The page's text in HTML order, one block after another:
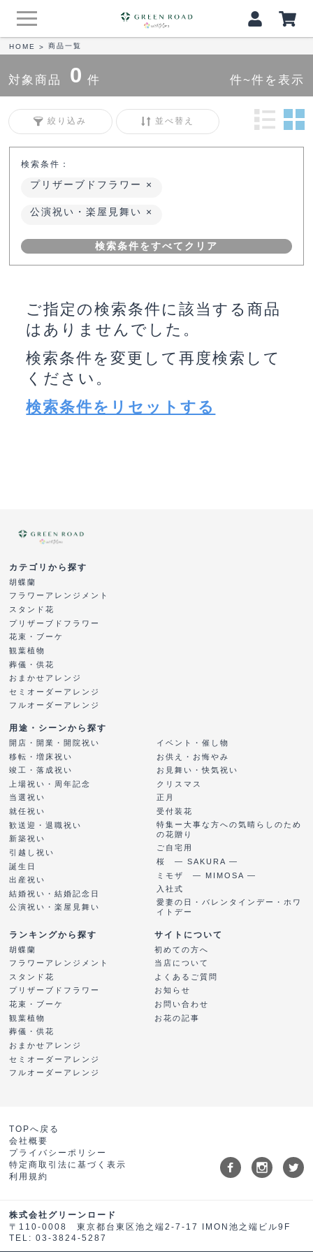
HOME > 商品一覧
対象商品 0 件 件~件を表示
絞り込み 並べ替え
検索条件：
プリザーブドフラワー
公演祝い・楽屋見舞い
検索条件をすべてクリア
ご指定の検索条件に該当する商品
はありませんでした。
検索条件を変更して再度検索して
ください。
検索条件をリセットする
カテゴリから探す
胡蝶蘭
フラワーアレンジメント
スタンド花
プリザーブドフラワー
花束・ブーケ
観葉植物
葬儀・供花
おまかせアレンジ
セミオーダーアレンジ
フルオーダーアレンジ
用途・シーンから探す
開店・開業・開院祝い
移転・増床祝い
竣工・落成祝い
上場祝い・周年記念
当選祝い
就任祝い
歓送迎・退職祝い
新築祝い
引越し祝い
誕生日
出産祝い
結婚祝い・結婚記念日
公演祝い・楽屋見舞い
イベント・催し物
お供え・お悔やみ
お見舞い・快気祝い
クリスマス
正月
受付装花
特集ー大事な方への気晴らしのため
の花贈り
ご自宅用
桜 ― SAKURA ―
ミモザ ― MIMOSA ―
入社式
愛妻の日・バレンタインデー・ホワ
イトデー
ランキングから探す
胡蝶蘭
フラワーアレンジメント
スタンド花
プリザーブドフラワー
花束・ブーケ
観葉植物
葬儀・供花
おまかせアレンジ
セミオーダーアレンジ
フルオーダーアレンジ
サイトについて
初めての方へ
当店について
よくあるご質問
お知らせ
お問い合わせ
お花の記事
TOPへ戻る
会社概要
プライバシーポリシー
特定商取引法に基づく表示
利用規約
株式会社グリーンロード
〒110-0008 東京都台東区池之端2-7-17 IMON池之端ビル9F
TEL: 03-3824-5287